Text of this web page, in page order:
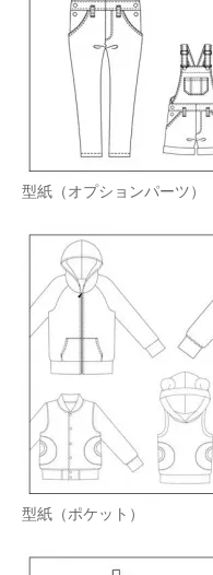
型紙（オプションパーツ）
型紙（ポケット）